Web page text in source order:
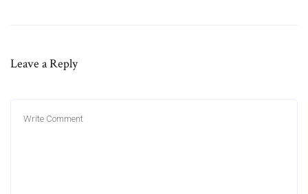
Leave a Reply